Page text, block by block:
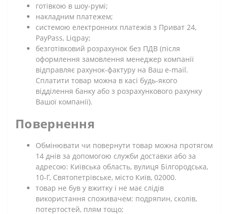
готівкою в шоу-румі;
накладним платежем;
системою електронних платежів з Приват 24,
PayPass, Liqpay;
безготівковий розрахунок без ПДВ (після
оформлення замовлення менеджер компанії
відправляє рахунок-фактуру на Ваш e-mail.
Сплатити товар можна в касі будь-якого
відділення банку або з розрахункового рахунку
Вашої компанії).
Повернення
Обмінювати чи повернути товар можна протягом
14 днів за допомогою служби доставки або за
адресою: Київська область, вулиця Білгородська,
10-Г, Святопетрівське, місто Київ, 02000.
товар не був у вжитку і не має слідів
використання споживачем: подряпин, сколів,
потертостей, плям тощо;